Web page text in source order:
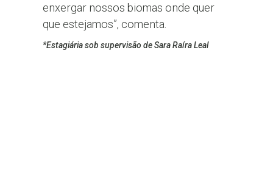
enxergar nossos biomas onde quer
que estejamos”, comenta.
*Estagiária sob supervisão de Sara Raíra Leal